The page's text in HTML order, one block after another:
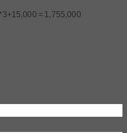
= 1,755,000